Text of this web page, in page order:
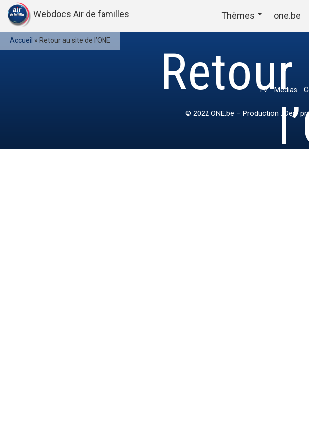
Webdocs Air de familles Thèmes one.be
Accueil » Retour au site de l’ONE
TV Médias
© 2022 ONE.be – Production : Dew